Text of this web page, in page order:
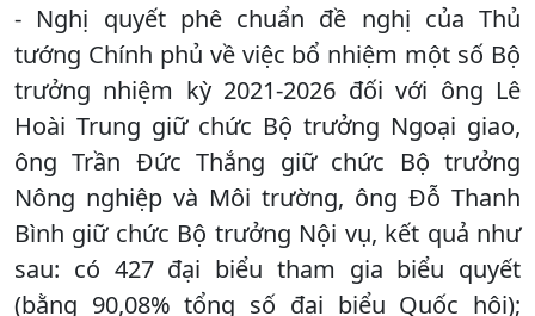
- Nghị quyết phê chuẩn đề nghị của Thủ
tướng Chính phủ về việc bổ nhiệm một số Bộ
trưởng nhiệm kỳ 2021-2026 đối với ông Lê
Hoài Trung giữ chức Bộ trưởng Ngoại giao,
ông Trần Đức Thắng giữ chức Bộ trưởng
Nông nghiệp và Môi trường, ông Đỗ Thanh
Bình giữ chức Bộ trưởng Nội vụ, kết quả như
sau: có 427 đại biểu tham gia biểu quyết
(bằng 90,08% tổng số đại biểu Quốc hội);